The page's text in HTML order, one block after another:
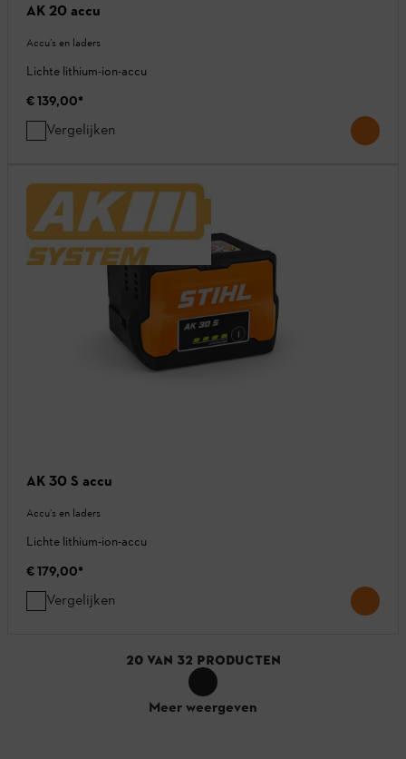
AK 20 accu
Accu’s en laders
Lichte lithium-ion-accu
€ 139,00*
Vergelijken
AK 30 S accu
Accu’s en laders
Lichte lithium-ion-accu
€ 179,00*
Vergelijken
20 VAN 32 PRODUCTEN
Meer weergeven